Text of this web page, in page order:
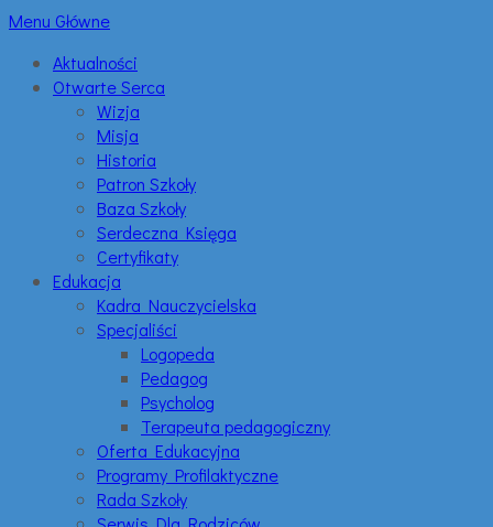
Menu Główne
Aktualności
Otwarte Serca
Wizja
Misja
Historia
Patron Szkoły
Baza Szkoły
Serdeczna Księga
Certyfikaty
Edukacja
Kadra Nauczycielska
Specjaliści
Logopeda
Pedagog
Psycholog
Terapeuta pedagogiczny
Oferta Edukacyjna
Programy Profilaktyczne
Rada Szkoły